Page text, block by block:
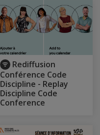
Rediffusion
Conférence Code
Discipline - Replay
Discipline Code
Conference